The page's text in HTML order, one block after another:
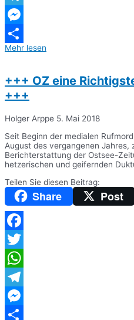
Telegram
Messenger
Teilen
Mehr lesen
+++ OZ eine
+++
Holger Arppe 5. Mai 2018
Seit Beginn der medialen
August des vergangenen Jahres,
Berichterstattung der Ostsee-
hetzerischen und geifernden
Teilen Sie diesen Beitrag:
Share Post
Facebook
Twitter
WhatsApp
Telegram
Messenger